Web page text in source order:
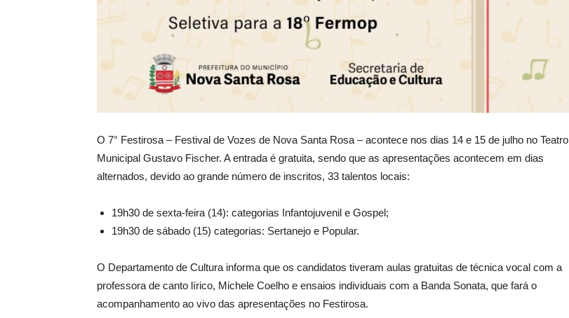
O 7° Festirosa – Festival de Vozes de Nova Santa Rosa – acontece nos dias 14 e 15 de julho no Teatro
Municipal Gustavo Fischer. A entrada é gratuita, sendo que as apresentações acontecem em dias
alternados, devido ao grande número de inscritos, 33 talentos locais:
19h30 de sexta-feira (14): categorias Infantojuvenil e Gospel;
19h30 de sábado (15) categorias: Sertanejo e Popular.
O Departamento de Cultura informa que os candidatos tiveram aulas gratuitas de técnica vocal com a
professora de canto lírico, Michele Coelho e ensaios individuais com a Banda Sonata, que fará o
acompanhamento ao vivo das apresentações no Festirosa.